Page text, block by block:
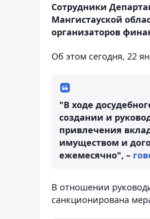
Сотрудники
Мангистауской
организаторов
Об этом сегодня, 22
"В ходе
создании и
привлечения
имуществом и
ежемесячно", –
В отношении
санкционирована